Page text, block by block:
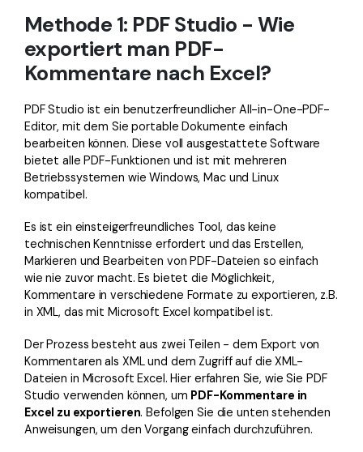
Methode 1: PDF Studio - Wie
exportiert man PDF-
Kommentare nach Excel?
PDF Studio ist ein benutzerfreundlicher All-in-One-PDF-
Editor, mit dem Sie portable Dokumente einfach
bearbeiten können. Diese voll ausgestattete Software
bietet alle PDF-Funktionen und ist mit mehreren
Betriebssystemen wie Windows, Mac und Linux
kompatibel.
Es ist ein einsteigerfreundliches Tool, das keine
technischen Kenntnisse erfordert und das Erstellen,
Markieren und Bearbeiten von PDF-Dateien so einfach
wie nie zuvor macht. Es bietet die Möglichkeit,
Kommentare in verschiedene Formate zu exportieren, z.B.
in XML, das mit Microsoft Excel kompatibel ist.
Der Prozess besteht aus zwei Teilen - dem Export von
Kommentaren als XML und dem Zugriff auf die XML-
Dateien in Microsoft Excel. Hier erfahren Sie, wie Sie PDF
Studio verwenden können, um PDF-Kommentare in
Excel zu exportieren. Befolgen Sie die unten stehenden
Anweisungen, um den Vorgang einfach durchzuführen.